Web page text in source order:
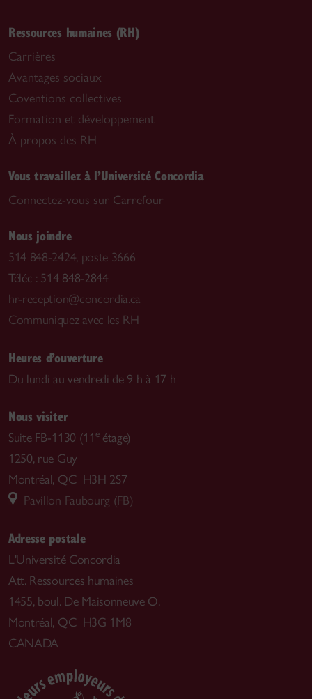
Ressources humaines (RH)
Carrières
Avantages sociaux
Coventions collectives
Formation et développement
À propos des RH
Vous travaillez à l’Université Concordia
Connectez-vous sur Carrefour
Nous joindre
514 848-2424, poste 3666
Téléc : 514 848-2844
hr-reception@concordia.ca
Communiquez avec les RH
Heures d’ouverture
Du lundi au vendredi de 9 h à 17 h
Nous visiter
Suite FB-1130 (11 eétage)
1250, rue Guy
Montréal, QC H3H 2S7
Pavillon Faubourg (FB)
Adresse postale
L'Université Concordia
Att. Ressources humaines
1455, boul. De Maisonneuve O.
Montréal, QC H3G 1M8
CANADA